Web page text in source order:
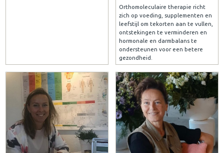
Orthomoleculaire therapie richt
zich op voeding, supplementen en
leefstijl om tekorten aan te vullen,
ontstekingen te verminderen en
hormonale en darmbalans te
ondersteunen voor een betere
gezondheid.